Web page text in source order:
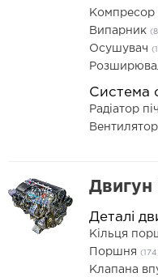
Компресор
Випарник
Осушувач
Система
Радіатор
Вентилятор
Двигун
Деталі
Кільця
Поршня
Клапана